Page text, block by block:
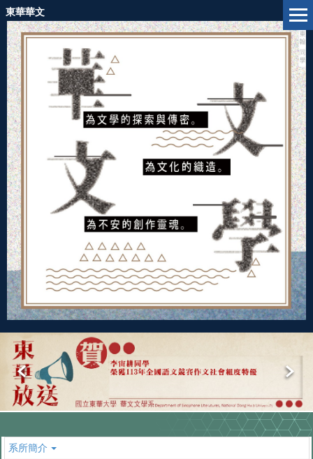
跳
到
主
要
內
容
區
東華華文
系所簡介